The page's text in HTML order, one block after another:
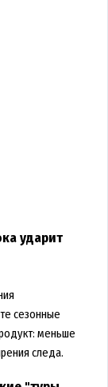
ударит
сезонные
меньше
следа.